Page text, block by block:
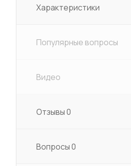
Характеристики
Популярные вопросы
Видео
Отзывы0
Вопросы0